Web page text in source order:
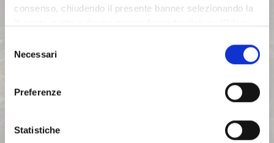
consenso, chiudendo il presente banner selezionando la
assenza dei cookie diversi da quelli tecnici. Per maggiori
informazioni puoi consultare la nostra politica sui cookie
delNecessari
Preferenze
Statistiche
INVESTOR RELATIONS
GOVERNANCE
CALENDARIO EVENTI SOCIETARI
EVENTI E DOCUMENTAZIONE